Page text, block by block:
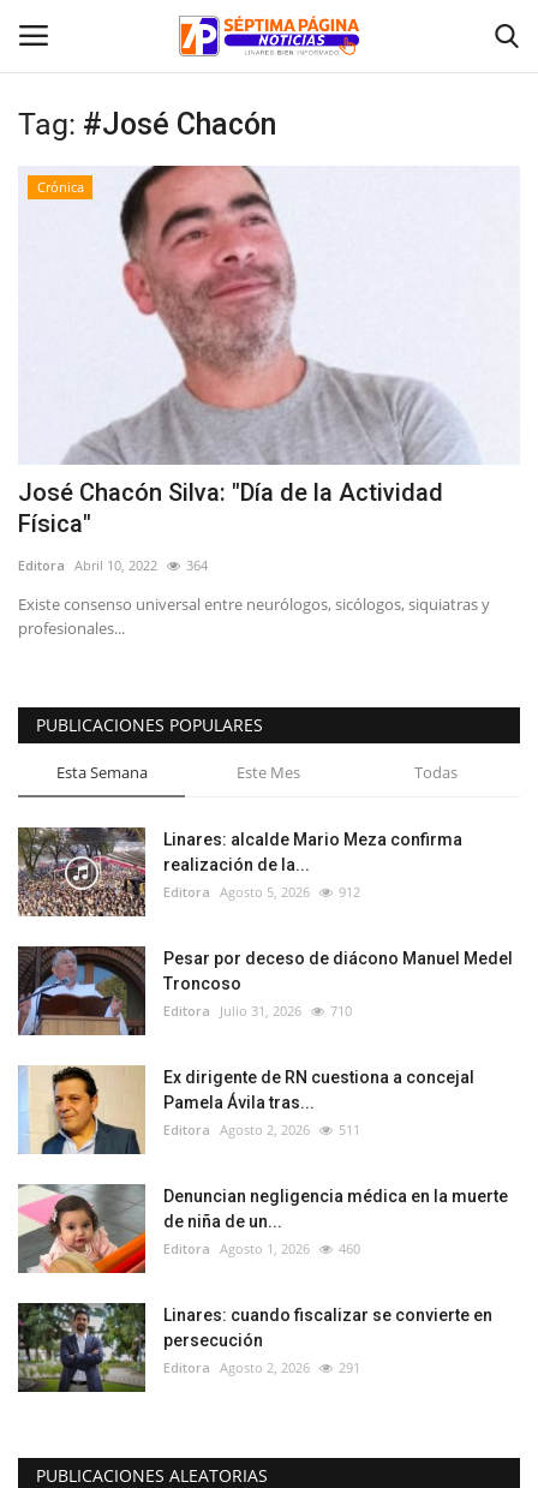
Política
Espectáculos
Tag: #José Chacón
Crónica
José Chacón Silva: "Día de la Actividad
Física"
Editora Abril 10, 2022 364
Existe consenso universal entre neurólogos, sicólogos, siquiatras y
profesionales...
PUBLICACIONES POPULARES
Esta Semana Este Mes Todas
Linares: alcalde Mario Meza confirma
realización de la...
Editora Agosto 5, 2026 912
Pesar por deceso de diácono Manuel Medel
Troncoso
Editora Julio 31, 2026 710
Ex dirigente de RN cuestiona a concejal
Pamela Ávila tras...
Editora Agosto 2, 2026 511
Denuncian negligencia médica en la muerte
de niña de un...
Editora Agosto 1, 2026 460
Linares: cuando fiscalizar se convierte en
persecución
Editora Agosto 2, 2026 291
PUBLICACIONES ALEATORIAS